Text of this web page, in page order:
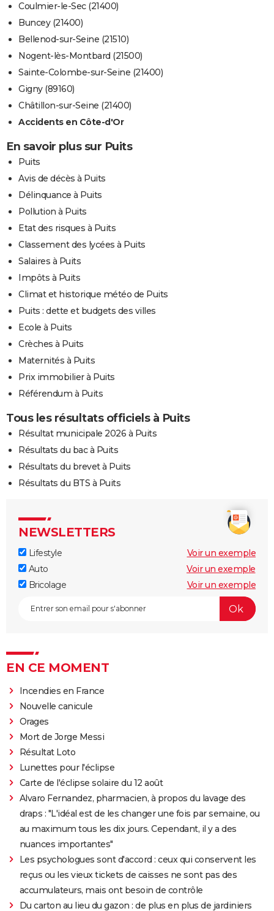
Coulmier-le-Sec (21400)
Buncey (21400)
Bellenod-sur-Seine (21510)
Nogent-lès-Montbard (21500)
Sainte-Colombe-sur-Seine (21400)
Gigny (89160)
Châtillon-sur-Seine (21400)
Accidents en Côte-d'Or
En savoir plus sur Puits
Puits
Avis de décès à Puits
Délinquance à Puits
Pollution à Puits
Etat des risques à Puits
Classement des lycées à Puits
Salaires à Puits
Impôts à Puits
Climat et historique météo de Puits
Puits : dette et budgets des villes
Ecole à Puits
Crèches à Puits
Maternités à Puits
Prix immobilier à Puits
Référendum à Puits
Tous les résultats officiels à Puits
Résultat municipale 2026 à Puits
Résultats du bac à Puits
Résultats du brevet à Puits
Résultats du BTS à Puits
NEWSLETTERS
Lifestyle
Voir un exemple
Auto
Voir un exemple
Bricolage
Voir un exemple
EN CE MOMENT
Incendies en France
Nouvelle canicule
Orages
Mort de Jorge Messi
Résultat Loto
Lunettes pour l'éclipse
Carte de l'éclipse solaire du 12 août
Alvaro Fernandez, pharmacien, à propos du lavage des
draps : "L'idéal est de les changer une fois par semaine, ou
au maximum tous les dix jours. Cependant, il y a des
nuances importantes"
Les psychologues sont d'accord : ceux qui conservent les
reçus ou les vieux tickets de caisses ne sont pas des
accumulateurs, mais ont besoin de contrôle
Du carton au lieu du gazon : de plus en plus de jardiniers